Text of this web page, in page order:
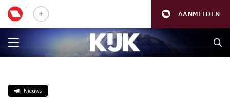
AANMELDEN
Nieuws